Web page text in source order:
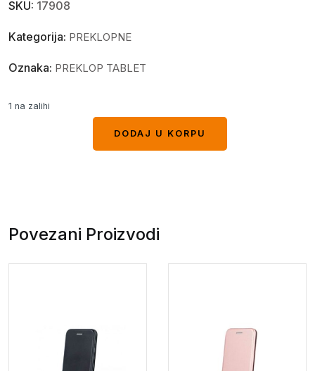
SKU: 17908
Kategorija: PREKLOPNE
Oznaka: PREKLOP TABLET
1 na zalihi
DODAJ U KORPU
Povezani Proizvodi